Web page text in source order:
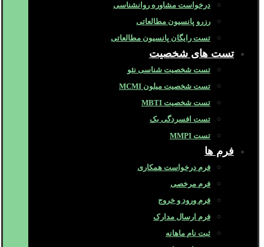
درخواست مشاوره روانشناسی
رزرو پانسیون مطالعاتی
تست رایگان پانسیون مطالعاتی
تست های شخصیت
تست شخصیت شناسی نئو
تست شخصیت میلون MCMI
تست شخصیت MBTI
تست افسردگی بک
تست MMPI
فرم ها
فرم درخواست همکاری
فرم مرخصی
فرم ورود و خروج
فرم ارسال مدارک
ثبت نام ماهانه